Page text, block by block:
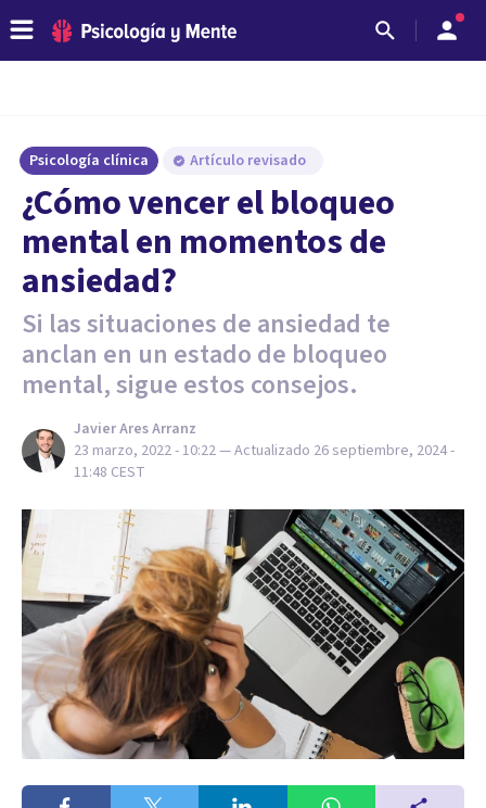
Psicología clínica Artículo revisado
¿Cómo vencer el bloqueo
mental en momentos de
ansiedad?
Si las situaciones de ansiedad te
anclan en un estado de bloqueo
mental, sigue estos consejos.
Javier Ares Arranz
23 marzo, 2022 - 10:22— Actualizado 26 septiembre, 2024 -
11:48 CEST